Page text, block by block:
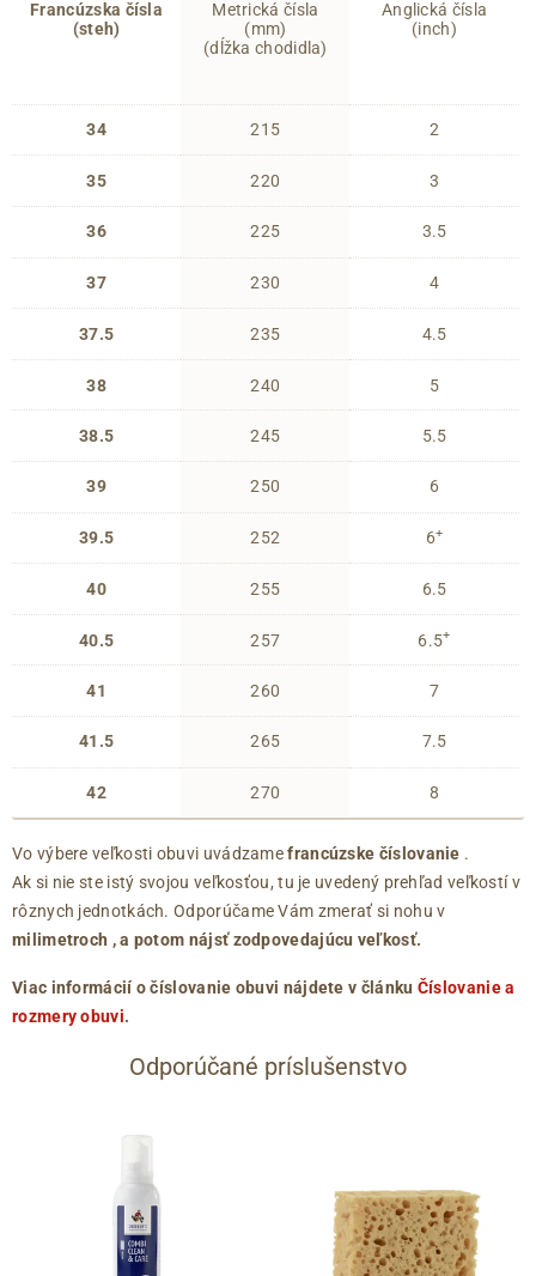
Francúzska čísla
(steh)
34
35
36
37
37.5
38
38.5
39
39.5
40
40.5
41
41.5
42
Metrická čísla
(mm)
(dĺžka chodidla)
215
220
225
230
235
240
245
250
252
255
257
260
265
270
Anglická čísla
(inch)
2
3
3.5
4
4.5
5
5.5
6
6+
6.5
6.5+
7
7.5
8
Vo výbere veľkosti obuvi uvádzamefrancúzske číslovanie .
Ak si nie ste istý svojou veľkosťou, tu je uvedený prehľad veľkostí v
rôznych jednotkách. Odporúčame Vám zmerať si nohu v
milimetroch , a potom nájsť zodpovedajúcu veľkosť.
Viac informácií o číslovanie obuvi nájdete v článku Číslovanie a
rozmery obuvi.
Odporúčané príslušenstvo